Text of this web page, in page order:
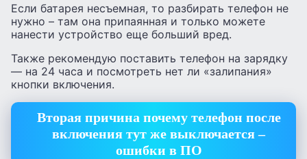
Если батарея несъемная, то разбирать телефон не
нужно – там она припаянная и только можете
нанести устройство еще больший вред.
Также рекомендую поставить телефон на зарядку
— на 24 часа и посмотреть нет ли «залипания»
кнопки включения.
Вторая причина почему телефон после
включения тут же выключается –
ошибки в ПО